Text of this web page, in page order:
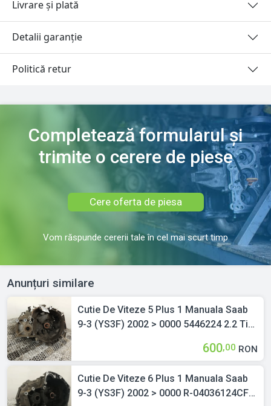
Livrare și plată
Detalii garanție
Politică retur
Completează formularul și
trimite o cerere de piese
Cere oferta de piesa
Vom răspunde cererii tale în cel mai scurt timp
Anunțuri similare
Cutie De Viteze 5 Plus 1 Manuala Saab
9-3 (YS3F) 2002 > 0000 5446224 2.2 TiD
600,00 RON
Cutie De Viteze 6 Plus 1 Manuala Saab
9-3 (YS3F) 2002 > 0000 R-04036124CF